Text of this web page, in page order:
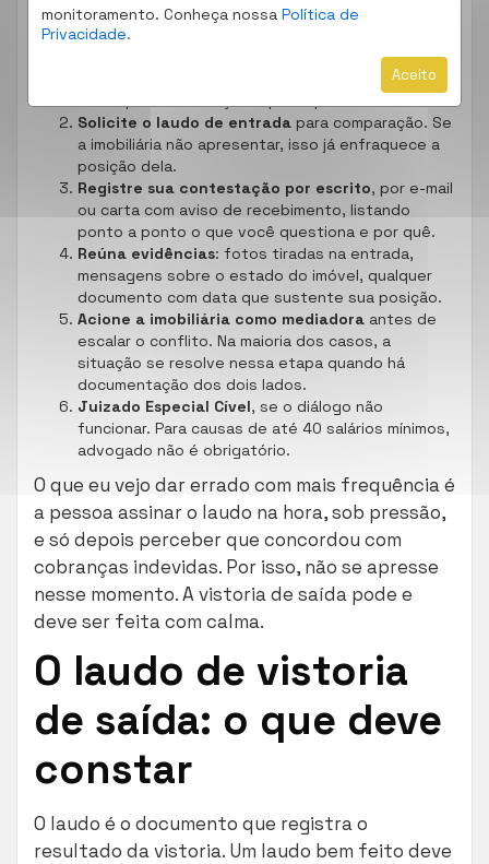
monitoramento. Conheça nossa Política de
Privacidade.
Aceito
vistoria de saída
se houver itens que
Solicite o laudo de entrada para comparação. Se
a imobiliária não apresentar, isso já enfraquece a
posição dela.
Registre sua contestação por escrito, por e-mail
ou carta com aviso de recebimento, listando
ponto a ponto o que você questiona e por quê.
Reúna evidências: fotos tiradas na entrada,
mensagens sobre o estado do imóvel, qualquer
documento com data que sustente sua posição.
Acione a imobiliária como mediadora antes de
escalar o conflito. Na maioria dos casos, a
situação se resolve nessa etapa quando há
documentação dos dois lados.
Juizado Especial Cível, se o diálogo não
funcionar. Para causas de até 40 salários mínimos,
advogado não é obrigatório.
O que eu vejo dar errado com mais frequência é
a pessoa assinar o laudo na hora, sob pressão,
e só depois perceber que concordou com
cobranças indevidas. Por isso, não se apresse
nesse momento. A vistoria de saída pode e
deve ser feita com calma.
O laudo de vistoria
de saída: o que deve
constar
O laudo é o documento que registra o
resultado da vistoria. Um laudo bem feito deve